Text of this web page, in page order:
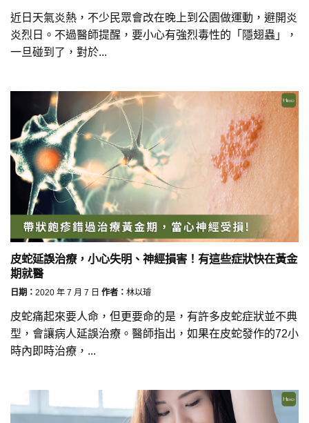
近日天氣炎熱，不少民眾會改在晚上到公園做運動，避開炎
炎烈日。不過醫師提醒，要小心有強烈毒性的「隱翅蟲」，
一旦碰到了，對於...
皮蛇延誤治療，小心失明、神經損害！有這些症狀快在黃金
期就醫
日期： 2020 年 7 月 7 日 作者： 林以璿
皮蛇痛起來要人命，但更要命的是，有許多皮蛇症狀並不典
型，會讓病人延誤治療。醫師指出，如果在皮蛇發作的72小
時內即時治療，...